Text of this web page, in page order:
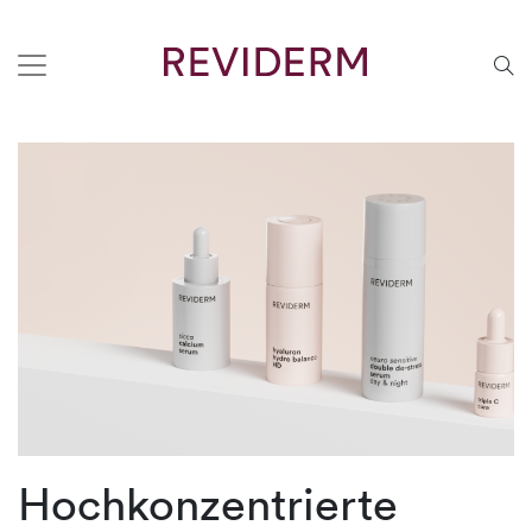
Hochkonzentrierte